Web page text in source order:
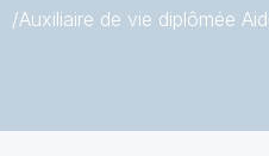
/Auxiliaire de vie diplômée